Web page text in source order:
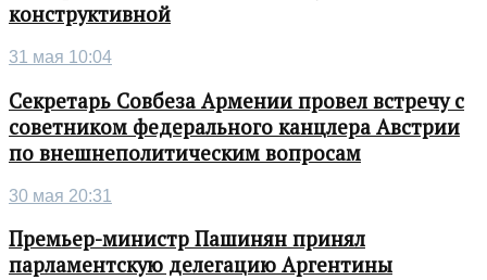
конструктивной
31 мая 10:04
Секретарь Совбеза Армении провел встречу с
советником федерального канцлера Австрии
по внешнеполитическим вопросам
30 мая 20:31
Премьер-министр Пашинян принял
парламентскую делегацию Аргентины